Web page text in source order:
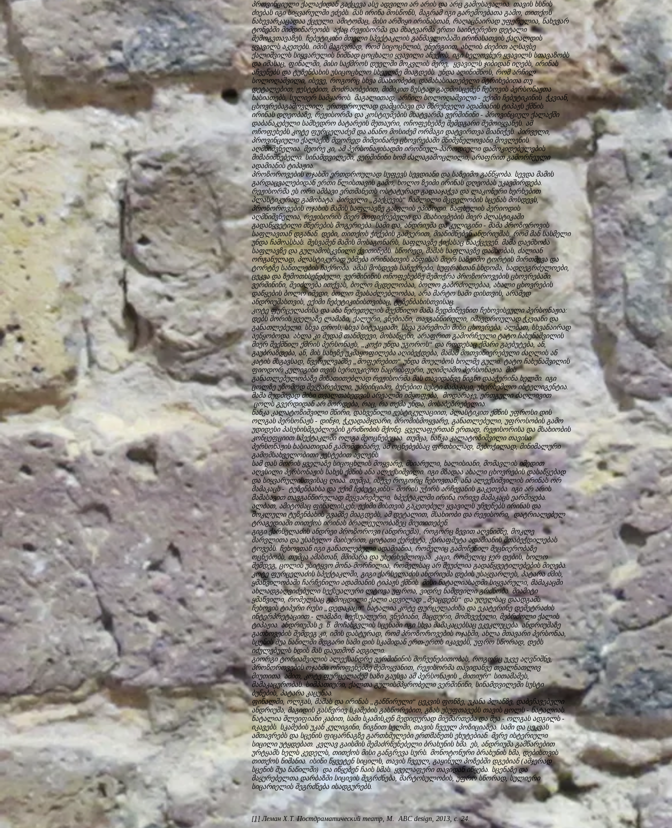
პროვინციული ქალაქიდან გაქცევა ასე ადვილი არ არის და არც გამოსავალია. თავის ხსნის
ძიებას იგი სიყვარულში ეძებს. მას ირინა მოსწონს, მაგრამ იგი გარემოებათა გამო, თითქოს
ნახევარკაცადაა ქცეული. ამიტომაც, მისი არშიყი ირინასთან, რაღაცნაირად უფერულია, ნახევარ
ტონებში მიმდინარეობს. აქაც რეჟისორმა და მხატვარმა ერთი საინტერესო დეტალი
შემოგვთავაზეს. ჩებუტიკინი მთელი სპექტაკლის განმავლობაში ირინასათვის ქაღალდის
ყვავილს აკეთებს. იმის მაგივრად, რომ სიცოცხლის, ენერგიით, ახლის ძიებით აღსავსე
ქალიშვილს სიყვარულის ნიშნად ცოცხალი ყვავილი აჩუქოს, იგი ხელოვნურ ყვავილს სთავაზობს
და იმასაც, ფინალში, მისი საქმროს დუელში მოკვლის მერე, ყვავილს ჯიბიდან იღებს, ირინას
აჩვენებს და ტუზენბახის უსიცოცხლო სხეულზე მიაგდებს. უნდა აღინიშნოს, რომ არჩილ
სოლოღაშვილი, ისევე, როგორც სხვა მსახიობები, დამახასიათებელი შტრიხებითა თუ
დეტალებით, ჟესტებით, მოძრაობებით, მიმიკით ზუსტად გადმოსცემენ ჩეხოვის პერსონაჟთა
ხასიათებს, სულიერ სამყაროს. მაგალითად, არჩილ სოლოღაშვილი - ექიმი ჩებუტიკინის ჭკვიან,
ცხოვრებაგამოვლილ, ერთდროულად დამცინავი და მზრუნველი ადამიანის ტიპაჟს ქმნის.
ირინას დღეობაზე, რეჟისორმა და კოსტიუმების მხატვარმა ვერშინინი - პროვინციულ ქალაქში
დაბანაკებული სამხედრო ბატარეის მეთაური, ოჩოფეხებზე შემდგარი შემოიყვანეს. ამ
ოჩოფეხებს კოტე ფურცელაძემ და ანანო მოსიძემ ორმაგი დატვირთვა მიანიჭეს. პირველი,
პროვინციული ქალაქის მდორედ მიმდინარე ცხოვრებაში მნიშვნელოვანი მოვლენის
აღმნიშვნელია. მეორე კი, ამ პერსონაჟისადმი ირონიულ-პაროდიული დამოკიდებულების
მიმანიშნებელი. სინამდვილეში, ვერშინინი ხომ ძალაგამოცლილი, არაფრით გამორჩეული
ადამიანის ტიპაჟია.
პროზოროვების ოჯახში ერთდროულად სუფევს სევდიანი და საზეიმო განწყობა. სევდა მამის
გარდაცვალებიდან ერთი წლისთავის გამო, ხოლო ზეიმი ირინას დღეობას უკავშირდება.
რეჟისორმა ეს ორი ამბავი ერთმანეთს ოსტატურად გადააჯაჭვა და ლაკონური ხერხებით
პლასტიკურად გამოხატა. პირველი „გაქცევის“ ჩაშლილი მცდელობის სცენას მოსდევს,
პროზოროვების ოჯახის მამის საფლავზე გასვლის ეპიზოდი. ზაფხულის პერიოდის
აღმნიშვნელია, რეჟისორის მიერ მოფიქრებული და მსახიობების მიერ პლასტიკაში
გადაწყვეტილი მწერების მოგერიება. სამი და, ანდრიუშა და კულიგინი - მამა პროზოროვის
საფლავთან დგანან. დები, თითქოს ჭიქების გაშვერით, მიანიშნებენ ანდრიუშას, რომ მან სასმელი
უნდა ჩამოასხას. შესვამენ მამის მოსაგონარს, საფლავზე ჭიქასაც წააქცევენ. მაშა დაემხობა
საფლავზე და გულამოსკვნილი ქვითინებს. სწორედ, მაშას საფლავზე დამხობას, ძალიან
ორგანულად, პლასტიკურად ებმება ირინასთვის ანფისას მიერ საზეიმო ტორტის მირთმევა და
ტორტზე სანთლების ჩაქრობა. ამას მოსდევს საჩუქრები, სუფრასთან სხდომა, სადღეგრძელოები,
ცეკვა და ზემოთხსენებული, ვერშინინის ოჩოფეხებზე შემოჭრა პროზოროვების ცხოვრებაში.
ვერშინინი, შეიძლება ითქვას, ბოლო მცდელობაა, ბოლო გაბრძოლებაა, ახალი ცხოვრების
დაწყების ბოლო იმედი, ბოლო შეასაძლებლობაა, არა მარტო სამი დისთვის, არამედ
ანდრიუშასთვის, ექიმი ჩებუტიკინისთვისაც, ტუზენბახისთვისაც.
კოტე ფურცელაძისა და ანა წერეთელის შექმნილი მაშა ზედმიწევნით ჩეხოვისეული პერსონაჟია:
დებს შორის ყველაზე ლამაზი, ქალური, ვნებიანი, თავგანწირული, იმავდროულად ჭკვიანი და
განათლებული. სხვა დროს, სხვა სიტუაციაში, სხვა გარემოში მისი ცხოვრება, ალბათ, სხვანაირად
აეწყობოდა. ახლა კი მუდამ თანმდევი, მოსაწყენი, არაფრით გამორჩეული ტატო ჩახუნაშვილის
მიერ შექმნილ ქმრის პერსონაჟს, „კოჭი უნდა უგოროს“ და როდესაც ქმარი გაებუტება, ან,
გაუბრაზდება, ან, მის სახეზე უკმაყოფილება აღიბეჭდება, მაშამ მოთვინიერებული ძაღლის ან
კატის მსგავსად, წვერულვაშზე „მოფერებით“ უნდა მოულბოს ხოლმე გული. ტატო ჩახუნაშვილის
ფიოდორ კულიგინი თვის სერთუკივით ნაცრისფერი, უღიმღამო პერსონაჟია. მის
განათლებულობაზე მისათითებლად რეჟისორმა მას თავიდანვე წიგნი დააჭერინა ხელში. იგი
ცოლზე უზომოდ შეყვარებული, უპრინციპო, ბუნებით სუსტი მამაკაცი, უხერხემლო ინტელიგენტია.
მაშა მუდმივად მისი თვალთახედვის არეალში იმყოფება, მოდარაჯე, ერთგული ძაღლივით
ცოლს გვერდიდან არ შორდება, რაც, რა თქმა უნდა, მოსაბეზრებელია.
ნანკა კალატოზიშვილი მწირი, დახვეწილი ჟესტიკულაციით, პლასტიკით ქმნის უფროსი დის
ოლგას პერსონაჟს - დინჯი, ჭკუადამჯდარი, შრომისმოყვარე, განათლებული, უფროსობის გამო
უდიდესი პასუხისმგებლობის გრძნობის მქონე. ყველაფერთან ერთად, რეჟისორისა და მსახიობის
კონცეფციით სპექტაკლში ოლგა მეოცნებეცაა. თუმცა, ნანკა კალატოზიშვილი თავისი
პერსონაჟის ხასიათიდან გამომდინარე, ამ ოცნებებსაც ფრთხილად, შებოჭილად, მინიმალური
გამომსახველობითი ჟესტებით ავლენს.
სამ დას შორის ყველაზე სიცოცხლის მოყვარე, მხიარული, ხალისიანი, მომავლის იმედით
აღვსილი პერსონაჟის სახეს ქმნის ანა ალექსიშვილი. იგი მზადაა ახალი ცხოვრების დასაწყებად
და სიყვარულისთვისაც ღიაა. თუმცა, ისევე როგორც ჩეხოვთან, ანა ალექსიშვილის ირინას ორ
მამაკაცს - ტუზენბახსა და ექიმ ჩებუტიკინს - შორის უჭირს არჩევანის გაკეთება. იგი არ არის
მაშასავით თავგანწირულად შეყვარებული. სპექტაკლში ირინა ორივე მამაკაცს ეარშიყება.
ალბათ, ამიტომაც ფინალისკენ, ექიმი მისთვის გაკეთებულ ყვავილს უჩვენებს ირინას და
მოკლული ტუზენბახის გვამზე მიაგდებს, ამ დეტალით, მსახიობი და რეჟისორი, დატრიალებულ
ტრაგედიაში თითქოს ირინას ბრალეულობაზეც მიუთითებენ.
გიგი ქარსელაძის ანდრეი პროზოროვი (ანდრიუშა), როგორც ზევით აღვნიშნე, მოკლე
შარვლითა და უსახელო მაისურით, ცოტათი ქერქეტა, ქარაფშუტა ადამიანის შთაბეჭდილებას
ტოვებს. ჩეხოვთან იგი განათლებული ადამიანია, რომელიც გამოჩენილ მეცნიერობაზე
ოცნებობს, თუმცა ამასთან, მშიშარა და უხერხემლოცაა. კაცი, რომელიც ჯერ დების, ხოლო
შემდეგ, ცოლის უსიტყვო მონა-მორჩილია, რომელსაც არ შეუძლია გადაწყვეტილებების მიღება.
კოტე ფურცელაძის სპექტაკლში, გიგი ქარსელაძის ანდრიუშა დების უსაყვარლეს, პატარა ძმის,
ყმაწვილობაში ჩარჩენილი ადამიანის ტიპაჟს ქმნის. მისი ნატალიასადმი სიყვარული, მამაკაცში
ახლადგაღვიძებული სექსუალური ლტოვა უფროა, ვიდრე ნამდვილი გრძნობა. მიამიტი
ყმაწვილი, რომელსაც გამოცდილი ქალი ადვილად „შეაცდენს“ და უღელსაც დაადგამს.
ჩეხოვის ტიპური რუსი „დედაკაცი“ ნატალია კოტე ფურცელაძისა და ეკატერინე დემეტრაძის
ინტერპრეტაციით - ლამაზი, სექსუალური, ვნებიანი, მაცდური, მომხვეჭელი, მებრძოლი ქალის
ტიპაჟია. ანდრიუშას ე. წ. მოჩანგვლის სცენაში იგი სხვა მამაკაცებსაც ეკეკლუცება. ანდრიუშაზე
გათხოვების შემდეგ კი, იმის დასტურად, რომ პროზოროვების ოჯახში, ახლა მთავარი პერსონაა,
სცენის შუა ნაწილში მდგარი სამი დის სკამიდან ერთ-ერთს იკავებს, უფრო სწორად, დებს
იძულებულს ხდის მას დაუთმონ ადგილი.
გიორგი ტორიაშვილის ალექსანდრე ვერშინინის მოჩვენებითობას, როგორც უკვე აღვნიშნე,
პროზოროვების ოჯახში ოჩოფეხებზე შემოყვანით, რეჟისორმა თავიდანვე თვალნათლივ
მიუთითა. ამით, კოტე ფურცელაძემ ხაზი გაუსვა ამ პერსონაჟის „მითიურ“ სითამამეს,
მამაკაცურობას. სიმპათიური, ქალთა გულისმპყრობელი ვერშინინი, სინამდვილეში სუსტი
ბუნების, პატარა კაცუნაა.
ფინალში, ოლგას, მაშას და ირინას „განწირული“ ცეკვის ფონზე, უკანა პლანზე, დაბეჩავებული
ანდრიუშა, მაგიდის გასწვრივ სკამების გასწორებით, გზას უსუფთავებს თავის ცოლს - ნატალიას.
ნატალია შლეიფიანი კაბით, სამი სკამისკენ მედიდურად მიემართება და შუა - ოლგას ადგილს -
იკავებს. სკამების უკან კულიგინი, წიგნით ხელში, თავის ჩვეულ პოზიციაზეა. სამი და ცეკვას
ამთავრებს და სცენის ფიცარნაგზე გართხმულები ერთმანეთს ეხუტებიან. მერე ისტერიული
სიცილი უტყდებათ. კვლავ გაისმის შემაძრწუნებელი ბრახუნის ხმა. ეს, ანდრიუშა გამწარებით
ურტყამს ხელს კედელს, თითქოს მისი განგრევა სურს. მონოტონური ბრახუნის ხმა, დებისთვის
თითქოს ნიშანია. ისინი წყვეტენ სიცილს, თავის ჩვეულ, გაყინულ პოზებში დგებიან (ამჯერად
სცენის შუა ნაწილში) და იწყებენ ჩაის სმას. ყველაფერი თავიდან იწყება. სცენაზე და
მაყურებელთა დარბაზში სიცივის შეგრძნება, მარტოსულობის, უფრო სწორად, სულიერი
სიცარიელის შეგრძნება ისადგურებს.
[1] Леман Х.Т. Постдраматический театр, М. ABC design, 2013, с. 24.